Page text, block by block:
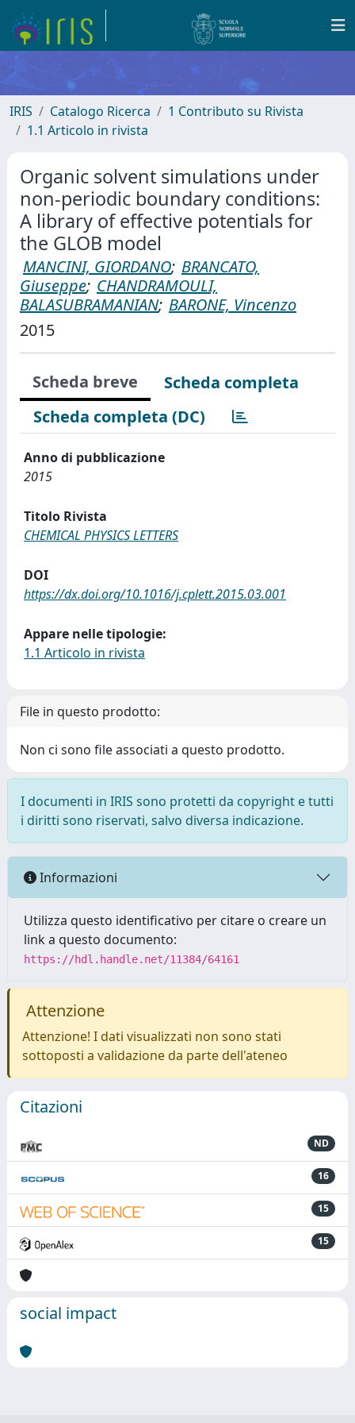
IRIS Catalogo Ricerca
1 Contributo su Rivista
1.1 Articolo in rivista
Organic solvent simulations under
non-periodic boundary conditions:
A library of effective potentials for
the GLOB model
MANCINI, GIORDANO; BRANCATO,
Giuseppe; CHANDRAMOULI,
BALASUBRAMANIAN; BARONE, Vincenzo
2015
Scheda breve
Scheda completa
Scheda completa (DC)
Anno di pubblicazione
2015
Titolo Rivista
CHEMICAL PHYSICS LETTERS
DOI
https://dx.doi.org/10.1016/j.cplett.2015.03.001
Appare nelle tipologie:
1.1 Articolo in rivista
File in questo prodotto:
Non ci sono file associati a questo prodotto.
I documenti in IRIS sono protetti da copyright e tutti
i diritti sono riservati, salvo diversa indicazione.
Informazioni
Utilizza questo identificativo per citare o creare un
link a questo documento:
https://hdl.handle.net/11384/64161
Attenzione
Attenzione! I dati visualizzati non sono stati
sottoposti a validazione da parte dell'ateneo
Citazioni
ND
16
15
15
social impact